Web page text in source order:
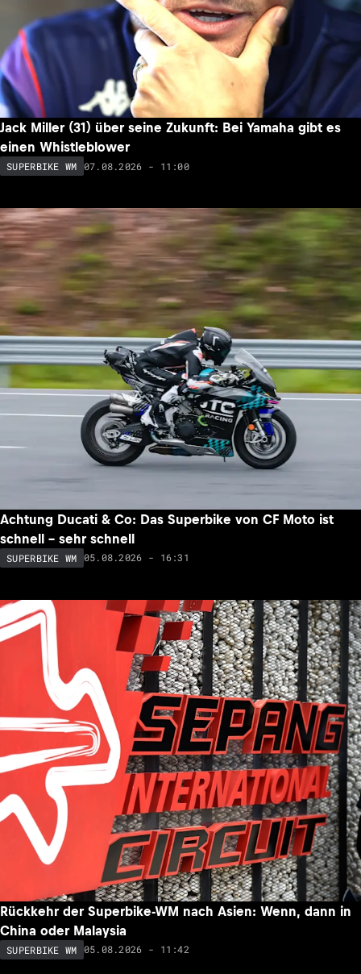
Jack Miller (31) über seine Zukunft: Bei Yamaha gibt es
einen Whistleblower
SUPERBIKE WM 07.08.2026 - 11:00
Achtung Ducati & Co: Das Superbike von CF Moto ist
schnell – sehr schnell
SUPERBIKE WM 05.08.2026 - 16:31
Rückkehr der Superbike-WM nach Asien: Wenn, dann in
China oder Malaysia
SUPERBIKE WM 05.08.2026 - 11:42